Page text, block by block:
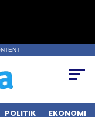
POLITIK EKONOMI